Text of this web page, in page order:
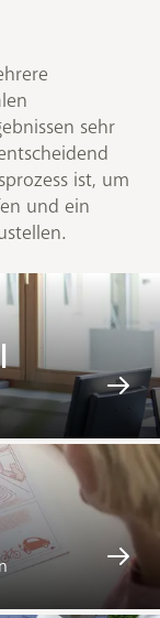
sehr
ist, um
und ein